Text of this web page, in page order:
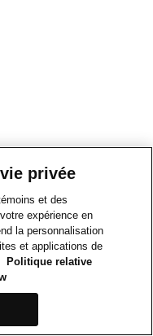
privée
et des
expérience en
la personnalisation
et applications de
Politique relative